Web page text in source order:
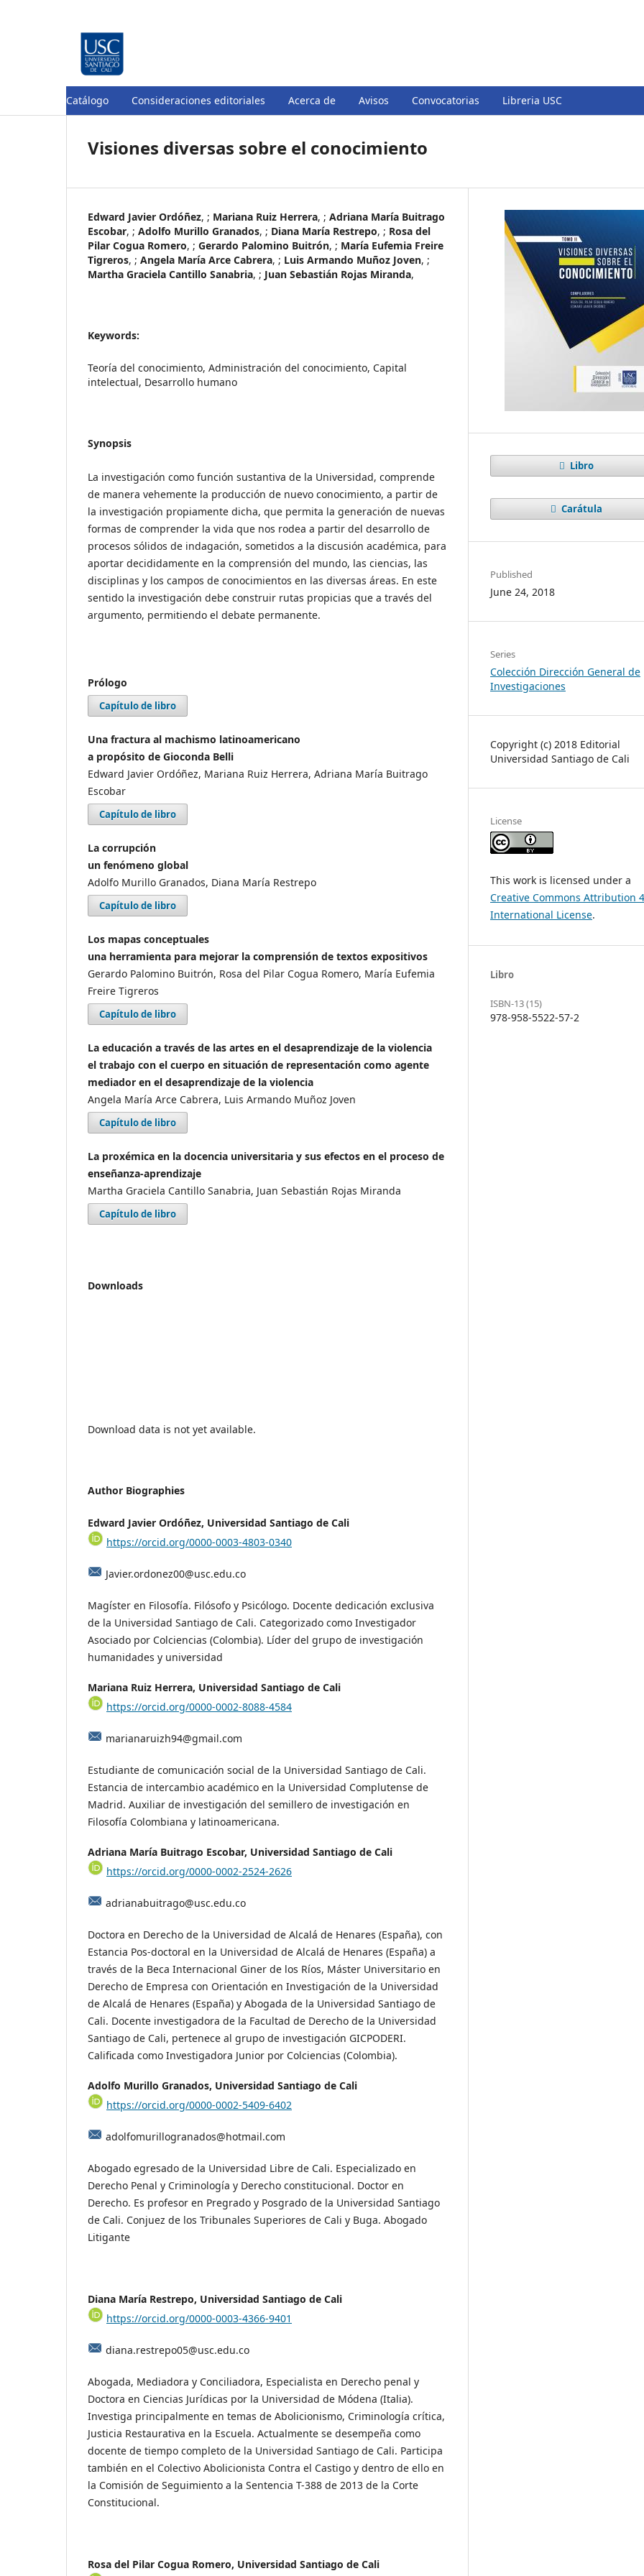
Catálogo Consideraciones editoriales Acerca de Avisos Convocatorias Libreria USC
Visiones diversas sobre el conocimiento
Edward Javier Ordóñez, ; Mariana Ruiz Herrera, ; Adriana María Buitrago
Escobar, ; Adolfo Murillo Granados, ; Diana María Restrepo, ; Rosa del
Pilar Cogua Romero, ; Gerardo Palomino Buitrón, ; María Eufemia Freire
Tigreros, ; Angela María Arce Cabrera, ; Luis Armando Muñoz Joven, ;
Martha Graciela Cantillo Sanabria, ; Juan Sebastián Rojas Miranda,
Keywords:
Teoría del conocimiento, Administración del conocimiento, Capital
intelectual, Desarrollo humano
Synopsis
La investigación como función sustantiva de la Universidad, comprende
de manera vehemente la producción de nuevo conocimiento, a partir de
la investigación propiamente dicha, que permita la generación de nuevas
formas de comprender la vida que nos rodea a partir del desarrollo de
procesos sólidos de indagación, sometidos a la discusión académica, para
aportar decididamente en la comprensión del mundo, las ciencias, las
disciplinas y los campos de conocimientos en las diversas áreas. En este
sentido la investigación debe construir rutas propicias que a través del
argumento, permitiendo el debate permanente.
Prólogo
Capítulo de libro
Una fractura al machismo latinoamericano
a propósito de Gioconda Belli
Edward Javier Ordóñez, Mariana Ruiz Herrera, Adriana María Buitrago
Escobar
Capítulo de libro
La corrupción
un fenómeno global
Adolfo Murillo Granados, Diana María Restrepo
Capítulo de libro
Los mapas conceptuales
una herramienta para mejorar la comprensión de textos expositivos
Gerardo Palomino Buitrón, Rosa del Pilar Cogua Romero, María Eufemia
Freire Tigreros
Capítulo de libro
La educación a través de las artes en el desaprendizaje de la violencia
el trabajo con el cuerpo en situación de representación como agente
mediador en el desaprendizaje de la violencia
Angela María Arce Cabrera, Luis Armando Muñoz Joven
Capítulo de libro
La proxémica en la docencia universitaria y sus efectos en el proceso de
enseñanza-aprendizaje
Martha Graciela Cantillo Sanabria, Juan Sebastián Rojas Miranda
Capítulo de libro
Downloads
Download data is not yet available.
Author Biographies
Edward Javier Ordóñez, Universidad Santiago de Cali
https://orcid.org/0000-0003-4803-0340
Javier.ordonez00@usc.edu.co
Magíster en Filosofía. Filósofo y Psicólogo. Docente dedicación exclusiva
de la Universidad Santiago de Cali. Categorizado como Investigador
Asociado por Colciencias (Colombia). Líder del grupo de investigación
humanidades y universidad
Mariana Ruiz Herrera, Universidad Santiago de Cali
https://orcid.org/0000-0002-8088-4584
marianaruizh94@gmail.com
Estudiante de comunicación social de la Universidad Santiago de Cali.
Estancia de intercambio académico en la Universidad Complutense de
Madrid. Auxiliar de investigación del semillero de investigación en
Filosofía Colombiana y latinoamericana.
Adriana María Buitrago Escobar, Universidad Santiago de Cali
https://orcid.org/0000-0002-2524-2626
adrianabuitrago@usc.edu.co
Doctora en Derecho de la Universidad de Alcalá de Henares (España), con
Estancia Pos-doctoral en la Universidad de Alcalá de Henares (España) a
través de la Beca Internacional Giner de los Ríos, Máster Universitario en
Derecho de Empresa con Orientación en Investigación de la Universidad
de Alcalá de Henares (España) y Abogada de la Universidad Santiago de
Cali. Docente investigadora de la Facultad de Derecho de la Universidad
Santiago de Cali, pertenece al grupo de investigación GICPODERI.
Calificada como Investigadora Junior por Colciencias (Colombia).
Adolfo Murillo Granados, Universidad Santiago de Cali
https://orcid.org/0000-0002-5409-6402
adolfomurillogranados@hotmail.com
Abogado egresado de la Universidad Libre de Cali. Especializado en
Derecho Penal y Criminología y Derecho constitucional. Doctor en
Derecho. Es profesor en Pregrado y Posgrado de la Universidad Santiago
de Cali. Conjuez de los Tribunales Superiores de Cali y Buga. Abogado
Litigante
Diana María Restrepo, Universidad Santiago de Cali
https://orcid.org/0000-0003-4366-9401
diana.restrepo05@usc.edu.co
Abogada, Mediadora y Conciliadora, Especialista en Derecho penal y
Doctora en Ciencias Jurídicas por la Universidad de Módena (Italia).
Investiga principalmente en temas de Abolicionismo, Criminología crítica,
Justicia Restaurativa en la Escuela. Actualmente se desempeña como
docente de tiempo completo de la Universidad Santiago de Cali. Participa
también en el Colectivo Abolicionista Contra el Castigo y dentro de ello en
la Comisión de Seguimiento a la Sentencia T-388 de 2013 de la Corte
Constitucional.
Rosa del Pilar Cogua Romero, Universidad Santiago de Cali
Libro
Carátula
Published
June 24, 2018
Series
Colección Dirección General de
Investigaciones
Copyright (c) 2018 Editorial
Universidad Santiago de Cali
License
This work is licensed under a
Creative Commons Attribution
International License.
Libro
ISBN-13 (15)
978-958-5522-57-2